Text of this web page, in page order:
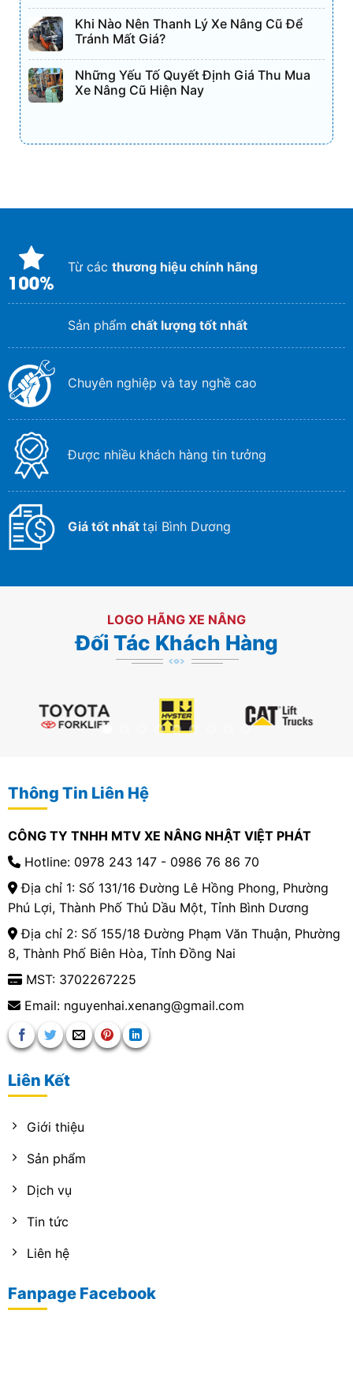
Khi Nào Nên Thanh Lý Xe Nâng Cũ Để
Tránh Mất Giá?
Những Yếu Tố Quyết Định Giá Thu Mua
Xe Nâng Cũ Hiện Nay
Từ các thương hiệu chính hãng
Sản phẩm chất lượng tốt nhất
Chuyên nghiệp và tay nghề cao
Được nhiều khách hàng tin tưởng
Giá tốt nhất tại Bình Dương
LOGO HÃNG XE NÂNG
Đối Tác Khách Hàng
Thông Tin Liên Hệ
CÔNG TY TNHH MTV XE NÂNG NHẬT VIỆT PHÁT
Hotline: 0978 243 147 - 0986 76 86 70
Địa chỉ 1: Số 131/16 Đường Lê Hồng Phong, Phường
Phú Lợi, Thành Phố Thủ Dầu Một, Tỉnh Bình Dương
Địa chỉ 2: Số 155/18 Đường Phạm Văn Thuận, Phường
8, Thành Phố Biên Hòa, Tỉnh Đồng Nai
MST: 3702267225
Email: nguyenhai.xenang@gmail.com
Liên Kết
Giới thiệu
Sản phẩm
Dịch vụ
Tin tức
Liên hệ
Fanpage Facebook